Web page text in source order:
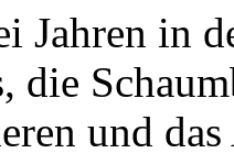
Jahren in
die
und